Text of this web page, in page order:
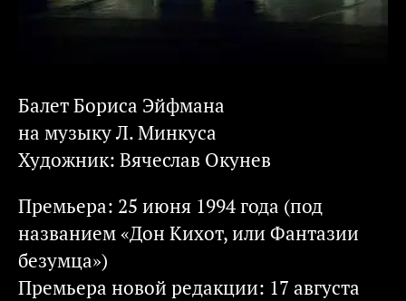
Балет Бориса Эйфмана
на музыку Л. Минкуса
Художник: Вячеслав Окунев
Премьера: 25 июня 1994 года (под
названием «Дон Кихот, или Фантазии
безумца»)
Премьера новой редакции: 17 августа